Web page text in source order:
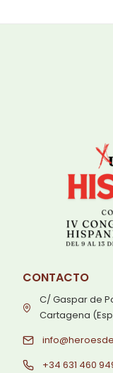
CONTACTO
C/ Gaspar de
Cartagena
+34 631 460